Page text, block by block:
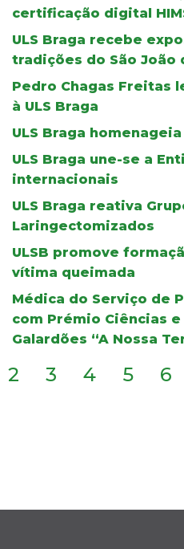
certificação digital
ULS Braga recebe
tradições do São João
Pedro Chagas Freitas
à ULS Braga
ULS Braga
ULS Braga une-se a
internacionais
ULS Braga reativa
Laringectomizados
ULSB promove
vítima queimada
Médica do Serviço de
com Prémio Ciências e
Galardões “A Nossa
2 3 4 5 6